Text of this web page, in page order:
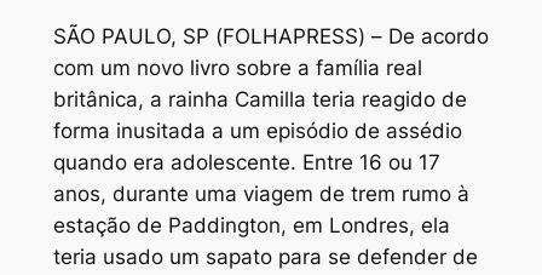
SÃO PAULO, SP (FOLHAPRESS) – De acordo
com um novo livro sobre a família real
britânica, a rainha Camilla teria reagido de
forma inusitada a um episódio de assédio
quando era adolescente. Entre 16 ou 17
anos, durante uma viagem de trem rumo à
estação de Paddington, em Londres, ela
teria usado um sapato para se defender de